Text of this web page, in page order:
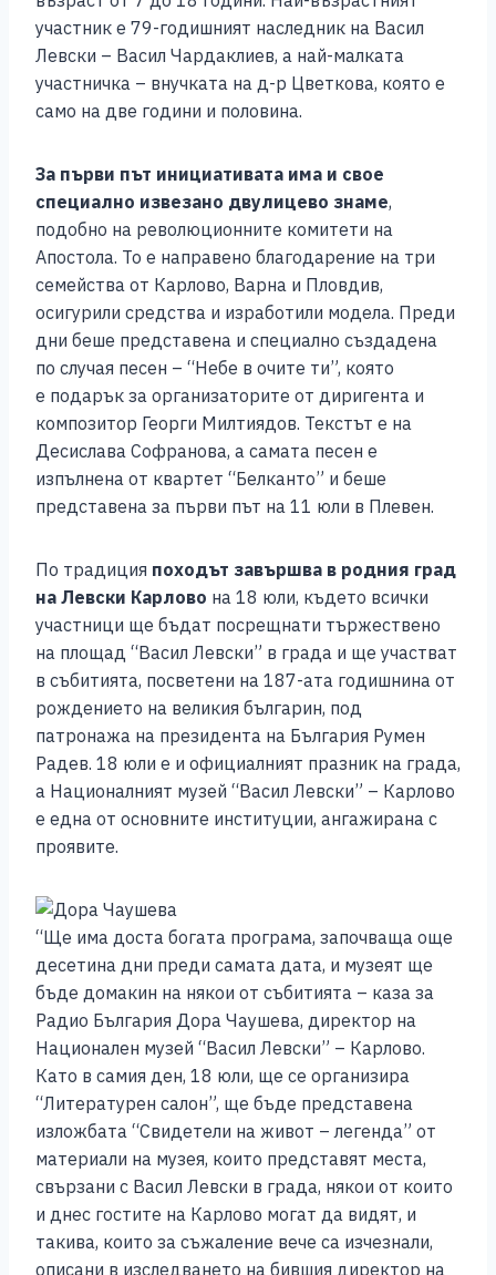
участник е 79-годишният наследник на Васил
Левски – Васил Чардаклиев, а най-малката
участничка – внучката на д-р Цветкова, която е
само на две години и половина.
За първи път инициативата има и свое
специално извезано двулицево знаме,
подобно на революционните комитети на
Апостола. То е направено благодарение на три
семейства от Карлово, Варна и Пловдив,
осигурили средства и изработили модела. Преди
дни беше представена и специално създадена
по случая песен – “Небе в очите ти”, която
е подарък за организаторите от диригента и
композитор Георги Милтиядов. Текстът е на
Десислава Софранова, а самата песен е
изпълнена от квартет “Белканто” и беше
представена за първи път на 11 юли в Плевен.
По традиция походът завършва в родния град
на Левски Карлово на 18 юли, където всички
участници ще бъдат посрещнати тържествено
на площад “Васил Левски” в града и ще участват
в събитията, посветени на 187-ата годишнина от
рождението на великия българин, под
патронажа на президента на България Румен
Радев. 18 юли е и официалният празник на града,
а Националният музей “Васил Левски” – Карлово
е една от основните институции, ангажирана с
проявите.
“Ще има доста богата програма, започваща още
десетина дни преди самата дата, и музеят ще
бъде домакин на някои от събитията – каза за
Радио България Дора Чаушева, директор на
Национален музей “Васил Левски” – Карлово.
Като в самия ден, 18 юли, ще се организира
“Литературен салон”, ще бъде представена
изложбата “Свидетели на живот – легенда” от
материали на музея, които представят места,
свързани с Васил Левски в града, някои от които
и днес гостите на Карлово могат да видят, и
такива, които за съжаление вече са изчезнали,
описани в изследването на бившия директор на